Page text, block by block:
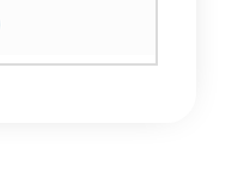
abbiamo
in quanto